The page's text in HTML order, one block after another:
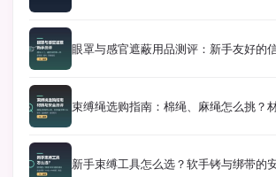
眼罩与感官遮蔽用品测评：新手友好的
束缚绳选购指南：棉绳、麻绳怎么挑？
新手束缚工具怎么选？软手铐与绑带的